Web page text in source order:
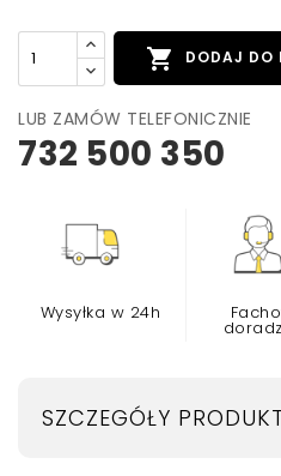
 DODAJ DO
LUB ZAMÓW TELEFONICZNIE
732 500 350
Wysyłka w 24h
SZCZEGÓŁY